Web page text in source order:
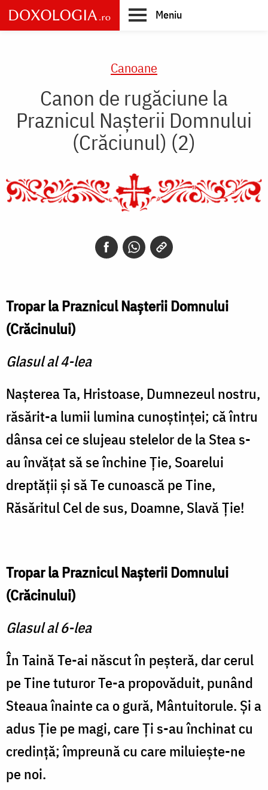
Skip
to
main
Meniu
Canoane
Canon de rugăciune la
Praznicul Naşterii Domnului
(Crăciunul) (2)
Tropar la Praznicul Naşterii Domnului
(Crăcinului)
Glasul al 4-lea
Naşterea Ta, Hristoase, Dumnezeul nostru,
răsărit-a lumii lumina cunoştinţei; că întru
dânsa cei ce slujeau stelelor de la Stea s-
au învăţat să se închine Ţie, Soarelui
dreptăţii şi să Te cunoască pe Tine,
Răsăritul Cel de sus, Doamne, Slavă Ţie!
Tropar la Praznicul Naşterii Domnului
(Crăcinului)
Glasul al 6-lea
În Taină Te-ai născut în peşteră, dar cerul
pe Tine tuturor Te-a propovăduit, punând
Steaua înainte ca o gură, Mântuitorule. Şi a
adus Ţie pe magi, care Ţi s-au închinat cu
credinţă; împreună cu care miluieşte-ne
pe noi.